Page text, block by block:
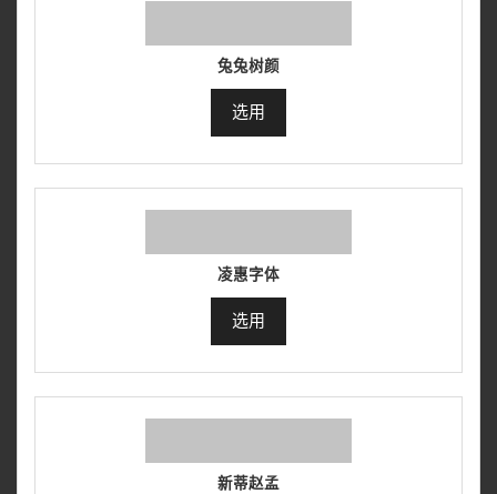
兔兔树颜
选用
凌惠字体
选用
新蒂赵孟